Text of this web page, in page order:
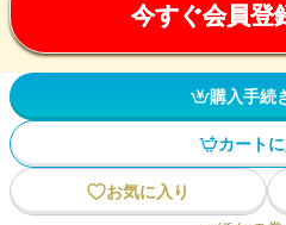
今すぐ会員登
購入手続
カート
お気に入り